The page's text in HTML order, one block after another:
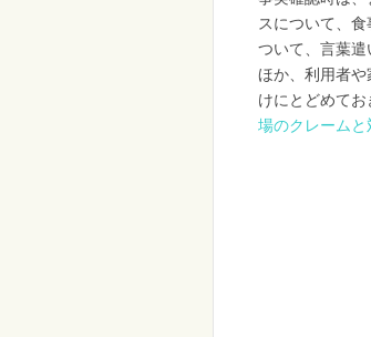
スについて、
ついて、言葉
ほか、利用者
けにとどめて
場のクレームと